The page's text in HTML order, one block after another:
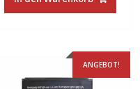
€22.00 €15.99.
ANGEBOT!